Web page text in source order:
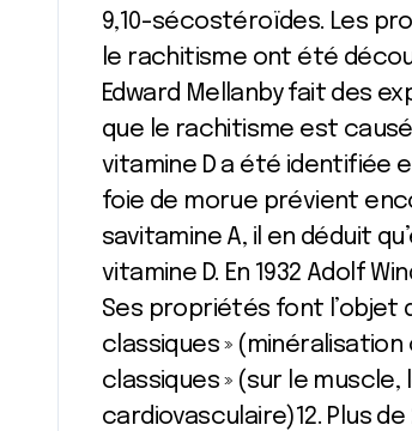
9,10-sécostéroïdes. Les
le rachitisme ont été
Edward Mellanby fait des
que le rachitisme est
vitamine D a été identifiée
foie de morue prévient
savitamine A, il en déduit
vitamine D. En 1932 Adolf
Ses propriétés font
classiques »
classiques » (sur le muscle,
cardiovasculaire)12. Plus